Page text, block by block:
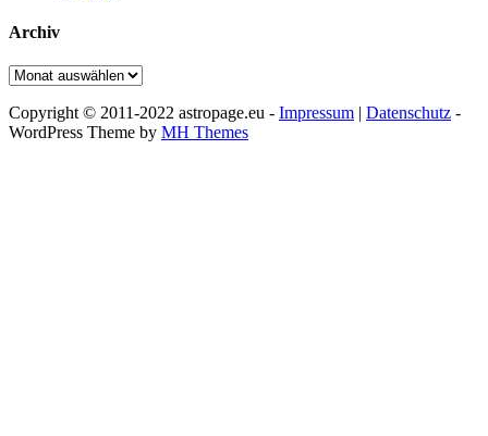
Archiv
Archiv
Copyright © 2011-2022 astropage.eu - Impressum | Datenschutz -
WordPress Theme by MH Themes